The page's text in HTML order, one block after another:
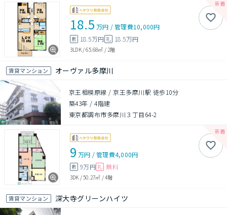
18.5 万円 /管理費10,000円
敷 18.5万円 礼 18.5万円
3LDK/65.68㎡ /2階
賃貸マンション オーヴァル多摩川
京王相模原線 / 京王多摩川駅 徒歩10分
築43年 /4階建
東京都調布市多摩川３丁目64-2
9 万円 /管理費4,000円
敷 9万円 礼 無料
3DK /50.27㎡ /4階
賃貸マンション 深大寺グリーンハイツ